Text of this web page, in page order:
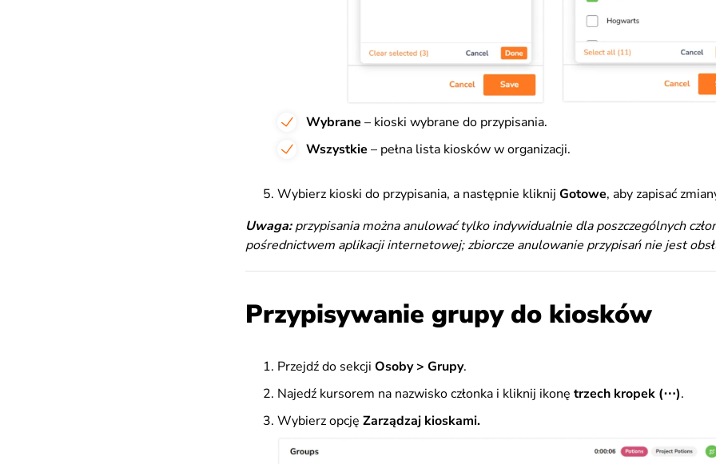
Wybrane – kioski wybrane do przypisania.
Wszystkie – pełna lista kiosków w organizacji.
Wybierz kioski do przypisania, a następnie kliknij Gotowe, aby zapisać
Uwaga:przypisania można anulować tylko indywidualnie dla poszczególnych
pośrednictwem aplikacji internetowej; zbiorcze anulowanie przypisań nie jest
Przypisywanie grupy do kiosków
Przejdź do sekcji Osoby > Grupy.
Najedź kursorem na nazwisko członka i kliknij ikonę trzech kropek (⋯).
Wybierz opcję Zarządzaj kioskami.